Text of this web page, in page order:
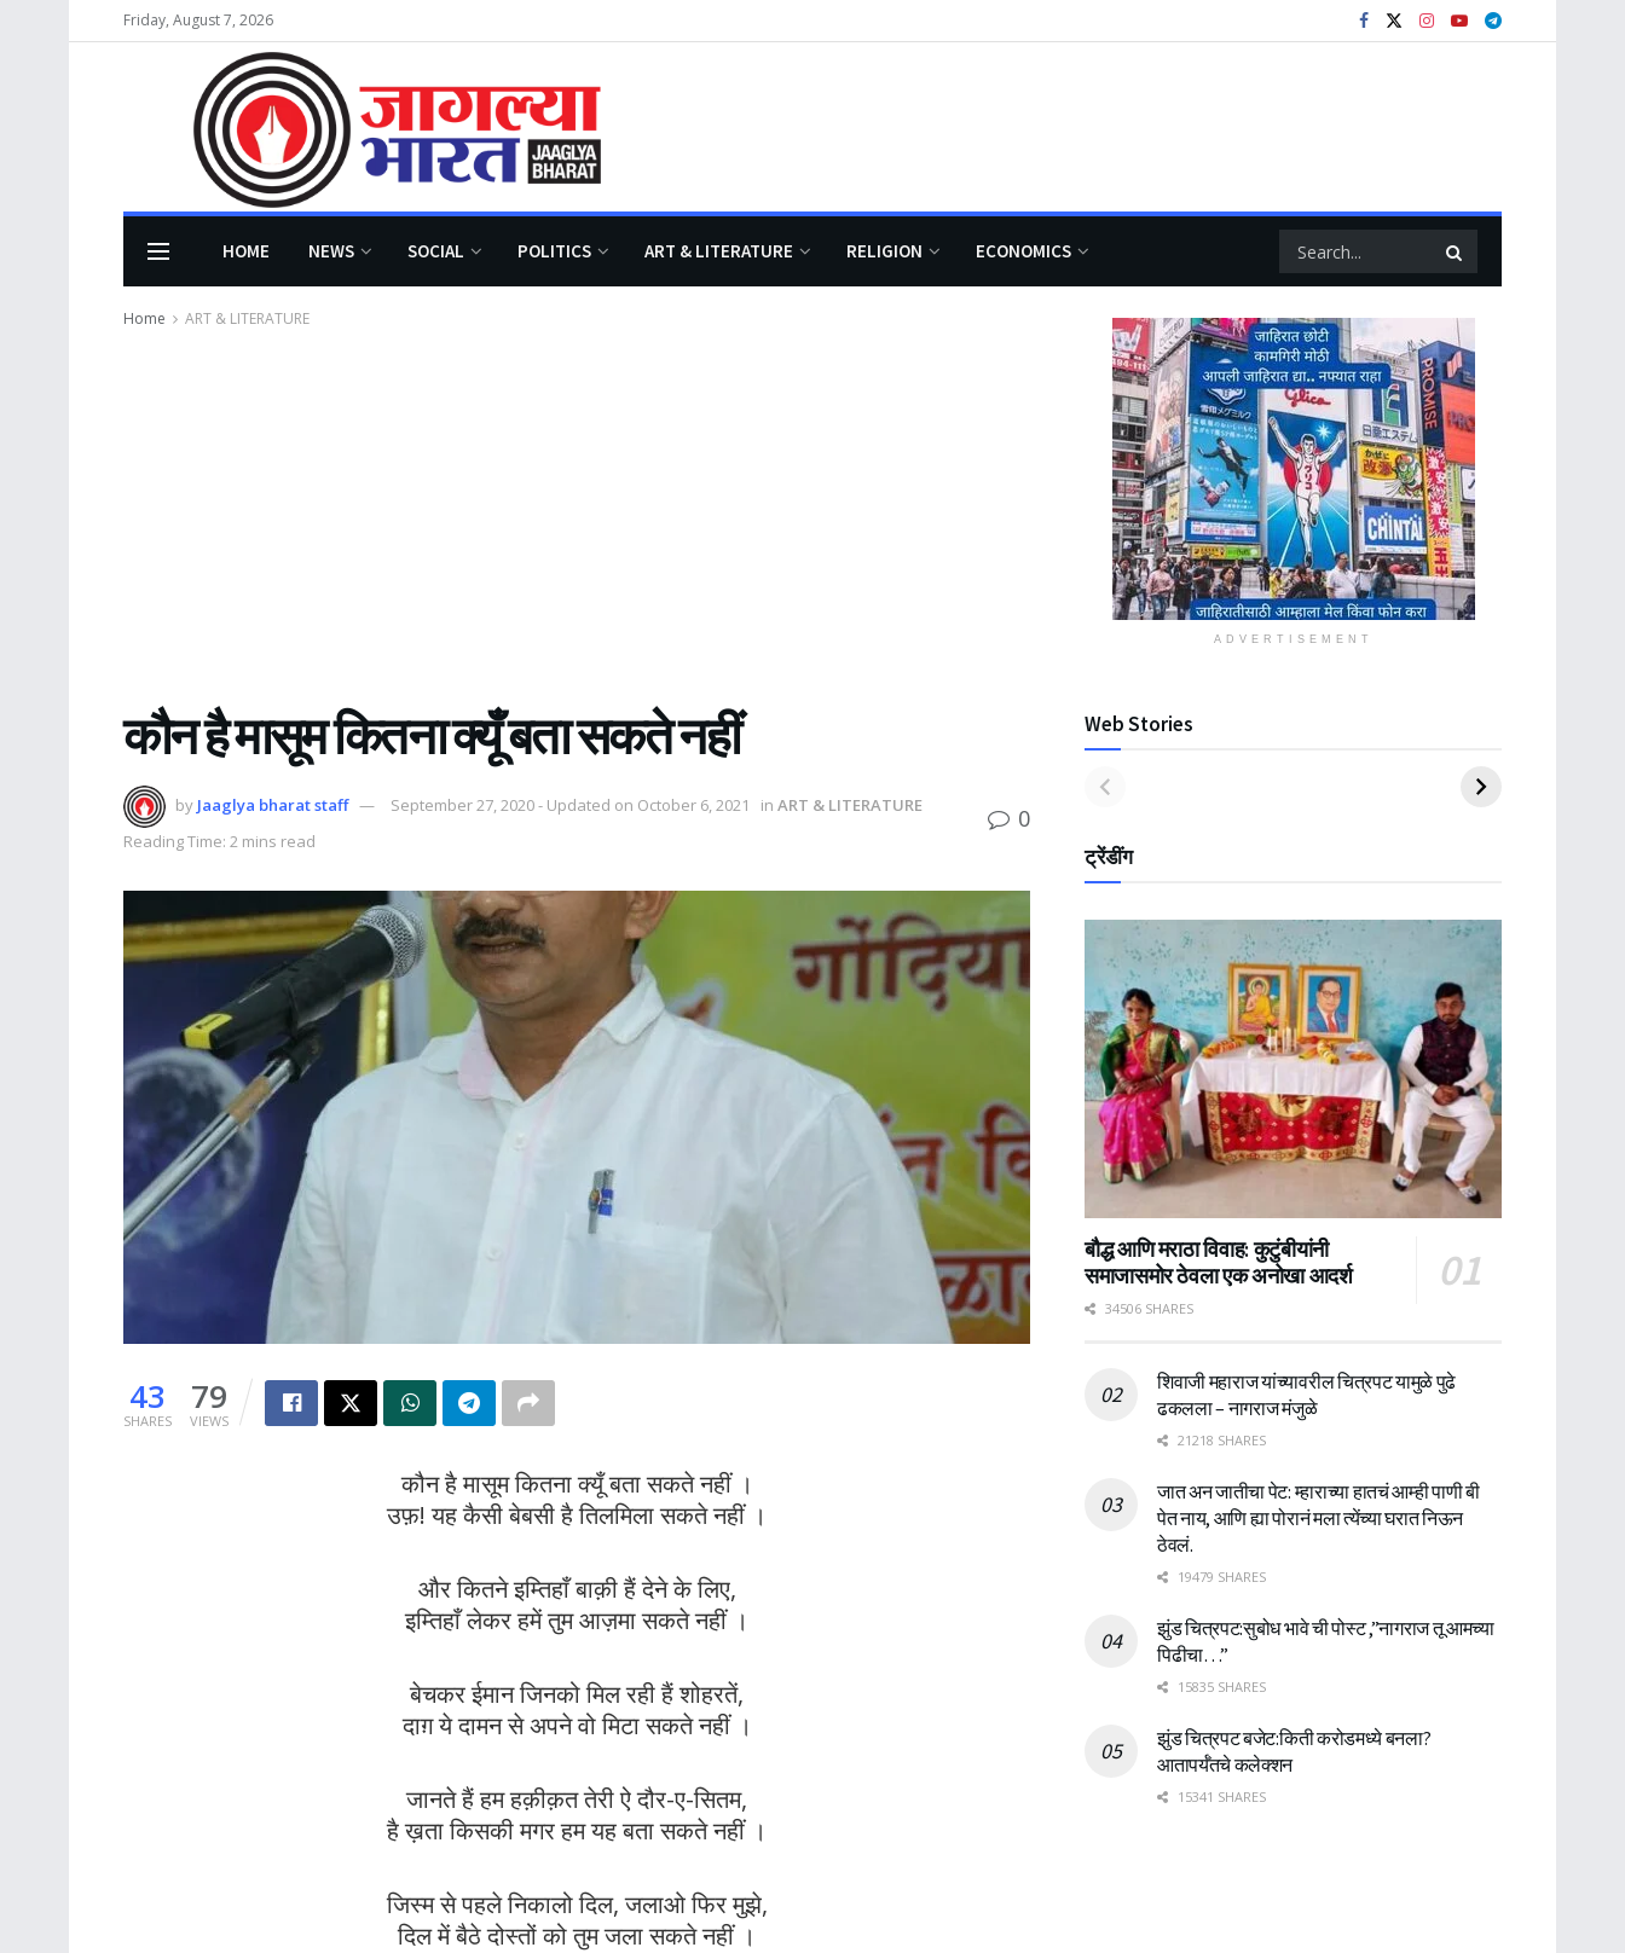
Friday, August 7, 2026
HOME NEWS SOCIAL POLITICS ART & LITERATURE RELIGION ECONOMICS
Home ART & LITERATURE
कौन है मासूम कितना क्यूँ बता सकते नहीं
by Jaaglya bharat staff September 27, 2020 - Updated on October 6, 2021 in ART & LITERATURE
Reading Time: 2 mins read
0
43
SHARES
79
VIEWS
कौन है मासूम कितना क्यूँ बता सकते नहीं ।
उफ़! यह कैसी बेबसी है तिलमिला सकते नहीं ।
और कितने इम्तिहाँ बाक़ी हैं देने के लिए,
इम्तिहाँ लेकर हमें तुम आज़मा सकते नहीं ।
बेचकर ईमान जिनको मिल रही हैं शोहरतें,
दाग़ ये दामन से अपने वो मिटा सकते नहीं ।
जानते हैं हम हक़ीक़त तेरी ऐ दौर-ए-सितम,
है ख़ता किसकी मगर हम यह बता सकते नहीं ।
जिस्म से पहले निकालो दिल, जलाओ फिर मुझे,
दिल में बैठे दोस्तों को तुम जला सकते नहीं ।
ADVERTISEMENT
Web Stories
ट्रेंडींग
बौद्ध आणि मराठा विवाह: कुटुंबीयांनी
समाजासमोर ठेवला एक अनोखा आदर्श
34506 SHARES
शिवाजी महाराज यांच्यावरील चित्रपट यामुळे पुढे
ढकलला – नागराज मंजुळे
21218 SHARES
जात अन जातीचा पेट: म्हाराच्या हातचं आम्ही पाणी बी
पेत नाय, आणि ह्या पोरानं मला त्येंच्या घरात निऊन
ठेवलं.
19479 SHARES
झुंड चित्रपट:सुबोध भावे ची पोस्ट ,”नागराज तू आमच्या
पिढीचा…”
15835 SHARES
झुंड चित्रपट बजेट:किती करोडमध्ये बनला?
आतापर्यँतचे कलेक्शन
15341 SHARES